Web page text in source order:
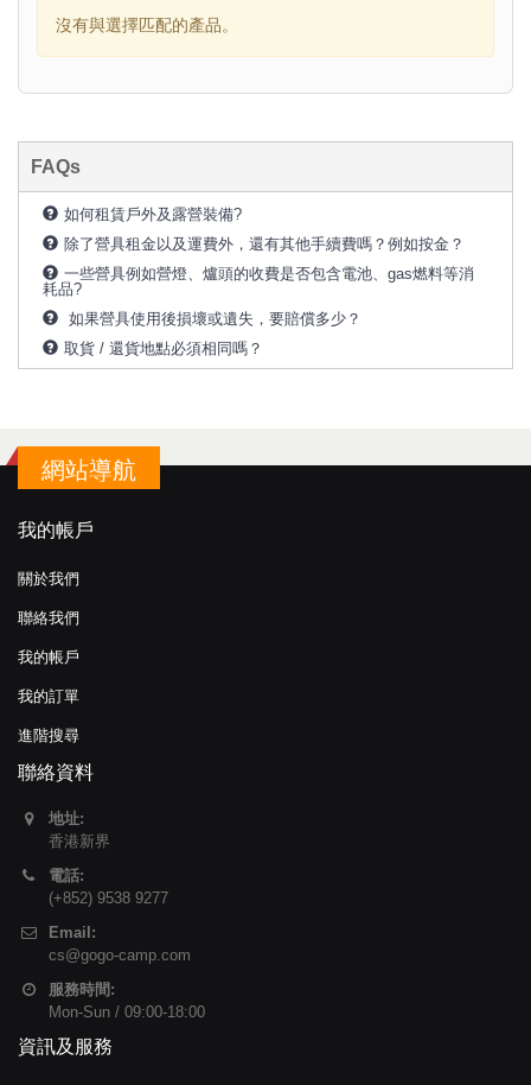
沒有與選擇匹配的產品。
FAQs
如何租賃戶外及露營裝備?
除了營具租金以及運費外，還有其他手續費嗎？例如按金？
一些營具例如營燈、爐頭的收費是否包含電池、gas燃料等消
耗品?
如果營具使用後損壞或遺失，要賠償多少？
取貨 / 還貨地點必須相同嗎？
網站導航
我的帳戶
關於我們
聯絡我們
我的帳戶
我的訂單
進階搜尋
聯絡資料
地址:
香港新界
電話:
(+852) 9538 9277
Email:
cs@gogo-camp.com
服務時間:
Mon-Sun / 09:00-18:00
資訊及服務